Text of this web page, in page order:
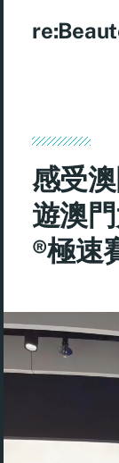
感受
遊澳
®️極速